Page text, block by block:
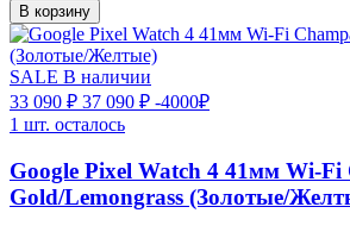
В корзину
SALE В наличии
33 090 ₽ 37 090 ₽ -4000₽
1 шт. осталось
Google Pixel Watch 4 41мм Wi-Fi
Gold/Lemongrass (Золотые/